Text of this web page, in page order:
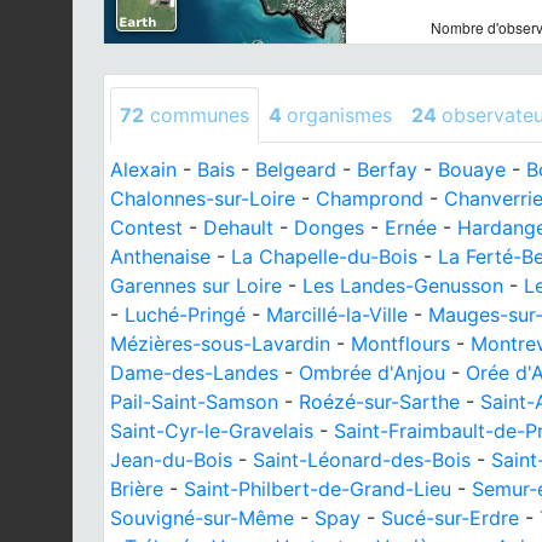
Nombre
72 communes 4 organismes 24
Alexain - Bais - Belgeard - Berfay - Bouaye -
Chalonnes-sur-Loire - Champrond - Chanverrie
Contest - Dehault - Donges - Ernée -
Anthenaise - La Chapelle-du-Bois - La Ferté-
Garennes sur Loire - Les Landes-Genusson -
- Luché-Pringé - Marcillé-la-Ville - Mauges-
Mézières-sous-Lavardin - Montflours -
Dame-des-Landes - Ombrée d'Anjou - Orée
Pail-Saint-Samson - Roézé-sur-Sarthe - Saint-
Saint-Cyr-le-Gravelais - Saint-Fraimbault-de-
Jean-du-Bois - Saint-Léonard-des-Bois -
Brière - Saint-Philbert-de-Grand-Lieu -
Souvigné-sur-Même - Spay - Sucé-sur-Erdre -